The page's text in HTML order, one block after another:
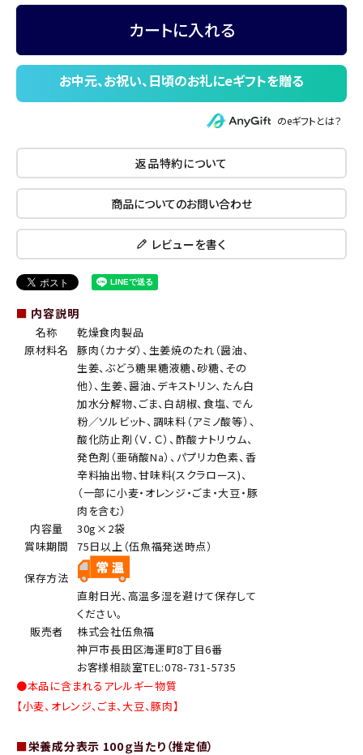
カートに入れる
のeギフトとは？
返品特約について
商品についてのお問い合わせ
レビューを書く
■ 内容説明
名称
乾燥食肉製品
原材料名
豚肉（カナダ）、生姜焼のたれ（醤油、
生姜、ぶどう糖果糖液糖、砂糖、その
他）、生姜、醤油、デキストリン、たん白
加水分解物、ごま、白胡椒、食塩、でん
粉／ソルビット、調味料（アミノ酸等）、
酸化防止剤（Ｖ．Ｃ）、酢酸ナトリウム、
発色剤（亜硝酸Na）、パプリカ色素、香
辛料抽出物、甘味料(スクラロース)、
（一部に小麦・オレンジ・ごま・大豆・豚
肉を含む）
内容量
30g×2袋
賞味期間
75日以上（伍魚福発送時点）
保存方法
直射日光、高温多湿を避けて保存して
ください。
販売者
株式会社伍魚福
神戸市長田区海運町8丁目6番
お客様相談室TEL:078-731-5735
●本品に含まれるアレルギー物質
【小麦、オレンジ、ごま、大豆、豚肉】
■栄養成分表示 100ｇ当たり（推定値）